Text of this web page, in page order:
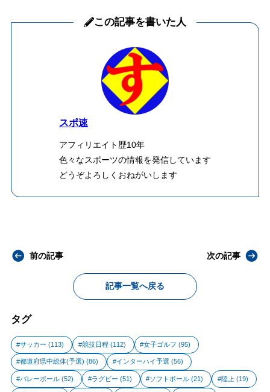
この記事を書いた人
スポ速
アフィリエイト歴10年
色々なスポーツの情報を発信しています
どうぞよろしくおねがいします
前の記事
記事一覧へ戻る
次の記事
タグ
サッカー (113) 競技日程 (112) 女子ゴルフ (95)
都道府県中総体(予選) (86) インターハイ予選 (56)
バレーボール (52) ラグビー (51) ソフトボール (21) 陸上 (19)